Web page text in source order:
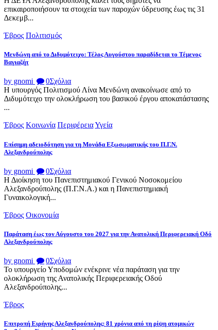
επικαιροποιήσουν τα στοιχεία των παροχών ύδρευσης έως τις 31
Δεκεμβ...
Έβρος Πολιτισμός
Μενδώνη από το Διδυμότειχο: Τέλος Αυγούστου παραδίδεται το Τέμενος
Βαγιαζήτ
by gnomi 0Σχόλια
Η υπουργός Πολιτισμού Λίνα Μενδώνη ανακοίνωσε από το
Διδυμότειχο την ολοκλήρωση του βασικού έργου αποκατάστασης
...
Έβρος Κοινωνία ΠεριφέρειαΥγεία
Επίσημη αδειοδότηση για τη Μονάδα Εξωσωματικής του Π.Γ.Ν.
Αλεξανδρούπολης
by gnomi 0Σχόλια
Η Διοίκηση του Πανεπιστημιακού Γενικού Νοσοκομείου
Αλεξανδρούπολης (Π.Γ.Ν.Α.) και η Πανεπιστημιακή
Γυναικολογική...
Έβρος Οικονομία
Παράταση έως τον Αύγουστο του 2027 για την Ανατολική Περιφερειακή Οδό
Αλεξανδρούπολης
by gnomi 0Σχόλια
Το υπουργείο Υποδομών ενέκρινε νέα παράταση για την
ολοκλήρωση της Ανατολικής Περιφερειακής Οδού
Αλεξανδρούπολης...
Έβρος
Επιτροπή Ειρήνης Αλεξανδρούπολης: 81 χρόνια από τη ρίψη ατομικών